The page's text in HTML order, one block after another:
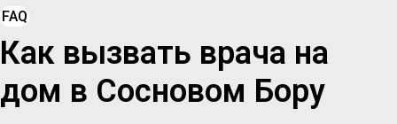
FAQ
Как вызвать врача на
дом в Сосновом Бору